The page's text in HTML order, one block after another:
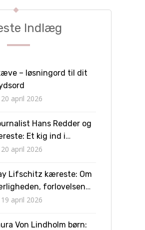
Indlæg
– løsningord til dit
20 april 2026
Hans Redder og
Et kig ind i
bag skærmen
20 april 2026
Lifschitz kæreste: Om
forlovelsen
vejen til bryllup
19 april 2026
Von Lindholm børn: